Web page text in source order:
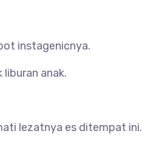
instagenicnya.
anak.
lezatnya es ditempat ini.